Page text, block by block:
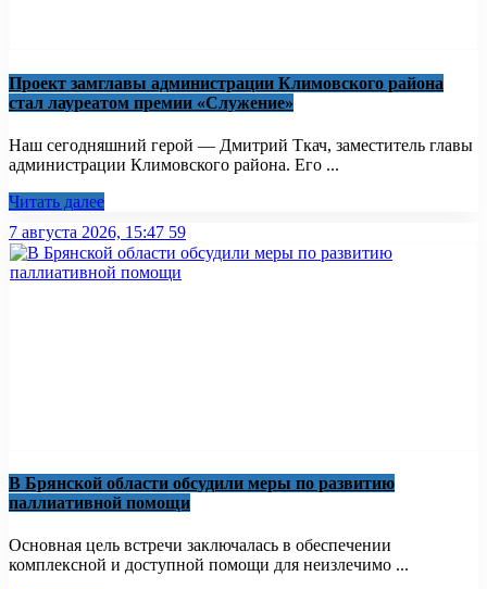
Проект замглавы администрации Климовского района
стал лауреатом премии «Служение»
Наш сегодняшний герой — Дмитрий Ткач, заместитель главы
администрации Климовского района. Его ...
Читать далее
7 августа 2026, 15:47 59
В Брянской области обсудили меры по развитию
паллиативной помощи
Основная цель встречи заключалась в обеспечении
комплексной и доступной помощи для неизлечимо ...